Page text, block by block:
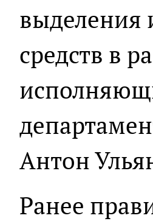
выделения
средств в
Антон
Ранее